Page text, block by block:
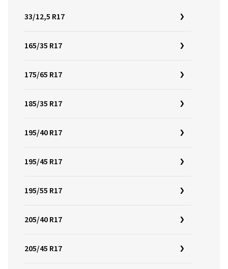
33/12,5 R17
165/35 R17
175/65 R17
185/35 R17
195/40 R17
195/45 R17
195/55 R17
205/40 R17
205/45 R17